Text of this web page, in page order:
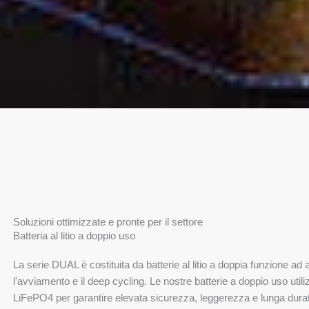
Soluzioni ottimizzate e pronte per il settore
Batteria al litio a doppio uso
La serie DUAL è costituita da batterie al litio a doppia funzione ad
l'avviamento e il deep cycling. Le nostre batterie a doppio uso
LiFePO4 per garantire elevata sicurezza, leggerezza e lunga